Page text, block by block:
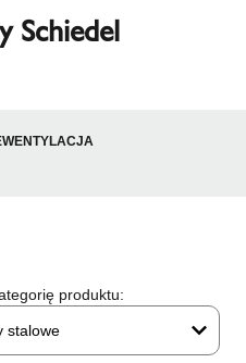
Schiedel
WENTYLACJA
produktu:
stalowe